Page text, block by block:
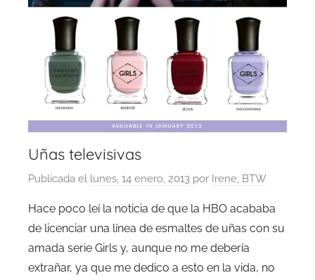
Uñas televisivas
Publicada el lunes, 14 enero, 2013 por Irene, BTW
Hace poco leí la noticia de que la HBO acababa
de licenciar una línea de esmaltes de uñas con su
amada serie Girls y, aunque no me debería
extrañar, ya que me dedico a esto en la vida, no